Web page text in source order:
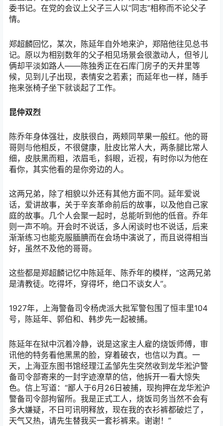
委书记。在党的会议上父子三人以“同志”相称而不论父子
情。
郑超麟回忆，某次，陈延年自外地来沪，郑陪他往见总书
记。原以为相别数年的父子相见场景会很激动人，但爷儿
俩却平淡如路人——陈独秀正在石库门房子的天井里等
候，见到儿子出现，表情安之若素；而延年也一样，随手
拖来张椅子坐下就谈起了工作。
昆仲双烈
陈乔年身体强壮，皮肤很白，两颊同苹果一般红。他的哥
哥则与他相反，不很健康，肚皮比常人大，两条腿比常人
细，皮肤黑而粗，浓眉毛，斜眼，近视，有时你以为他在
看你，其实他看的是你旁边的人。
这两兄弟，除了相貌以外还有其他方面不同。延年爱说
话，爱讲故事，关于辛亥革命前后的故事，以及他自己家
庭的故事。几个人会聚一起时，总能听到他的低音。乔年
则一声不响。开会时不说话，多人闲谈时也不说话，后来
渐渐练习也能克服腼腆而在会场中演说了，而且说得相当
好，虽然不及他的哥哥。
这些都是郑超麟记忆中陈延年、陈乔年的模样，“这两兄弟
是清教徒。吃得坏，穿得坏，绝口不谈女人”。
1927年，上海警备司令杨虎派大批军警包围了恒丰里104
号，陈延年、郭伯和、韩步先一起被捕。
陈延年在狱中沉着冷静，说是这家主人雇的烧饭师傅，审
讯他的特务看他黑黑的脸，穿着破衣，也信以为真。一
天，上海亚东图书馆经理江孟邹先生突然收到龙华淞沪警
备司令部寄来的一封字迹潦草的信，他拆开一看大惊失
色。信上写道：“鄙人于6月26日被捕，现拘押在龙华淞沪
警备司令部拘留所。我是正式工人，烧饭司务当然不会有
多大嫌疑，不日可讯明释放，现在我的衣衫裤都破烂了，
天气又热，请先生替我买一套衫裤来。谢谢！”